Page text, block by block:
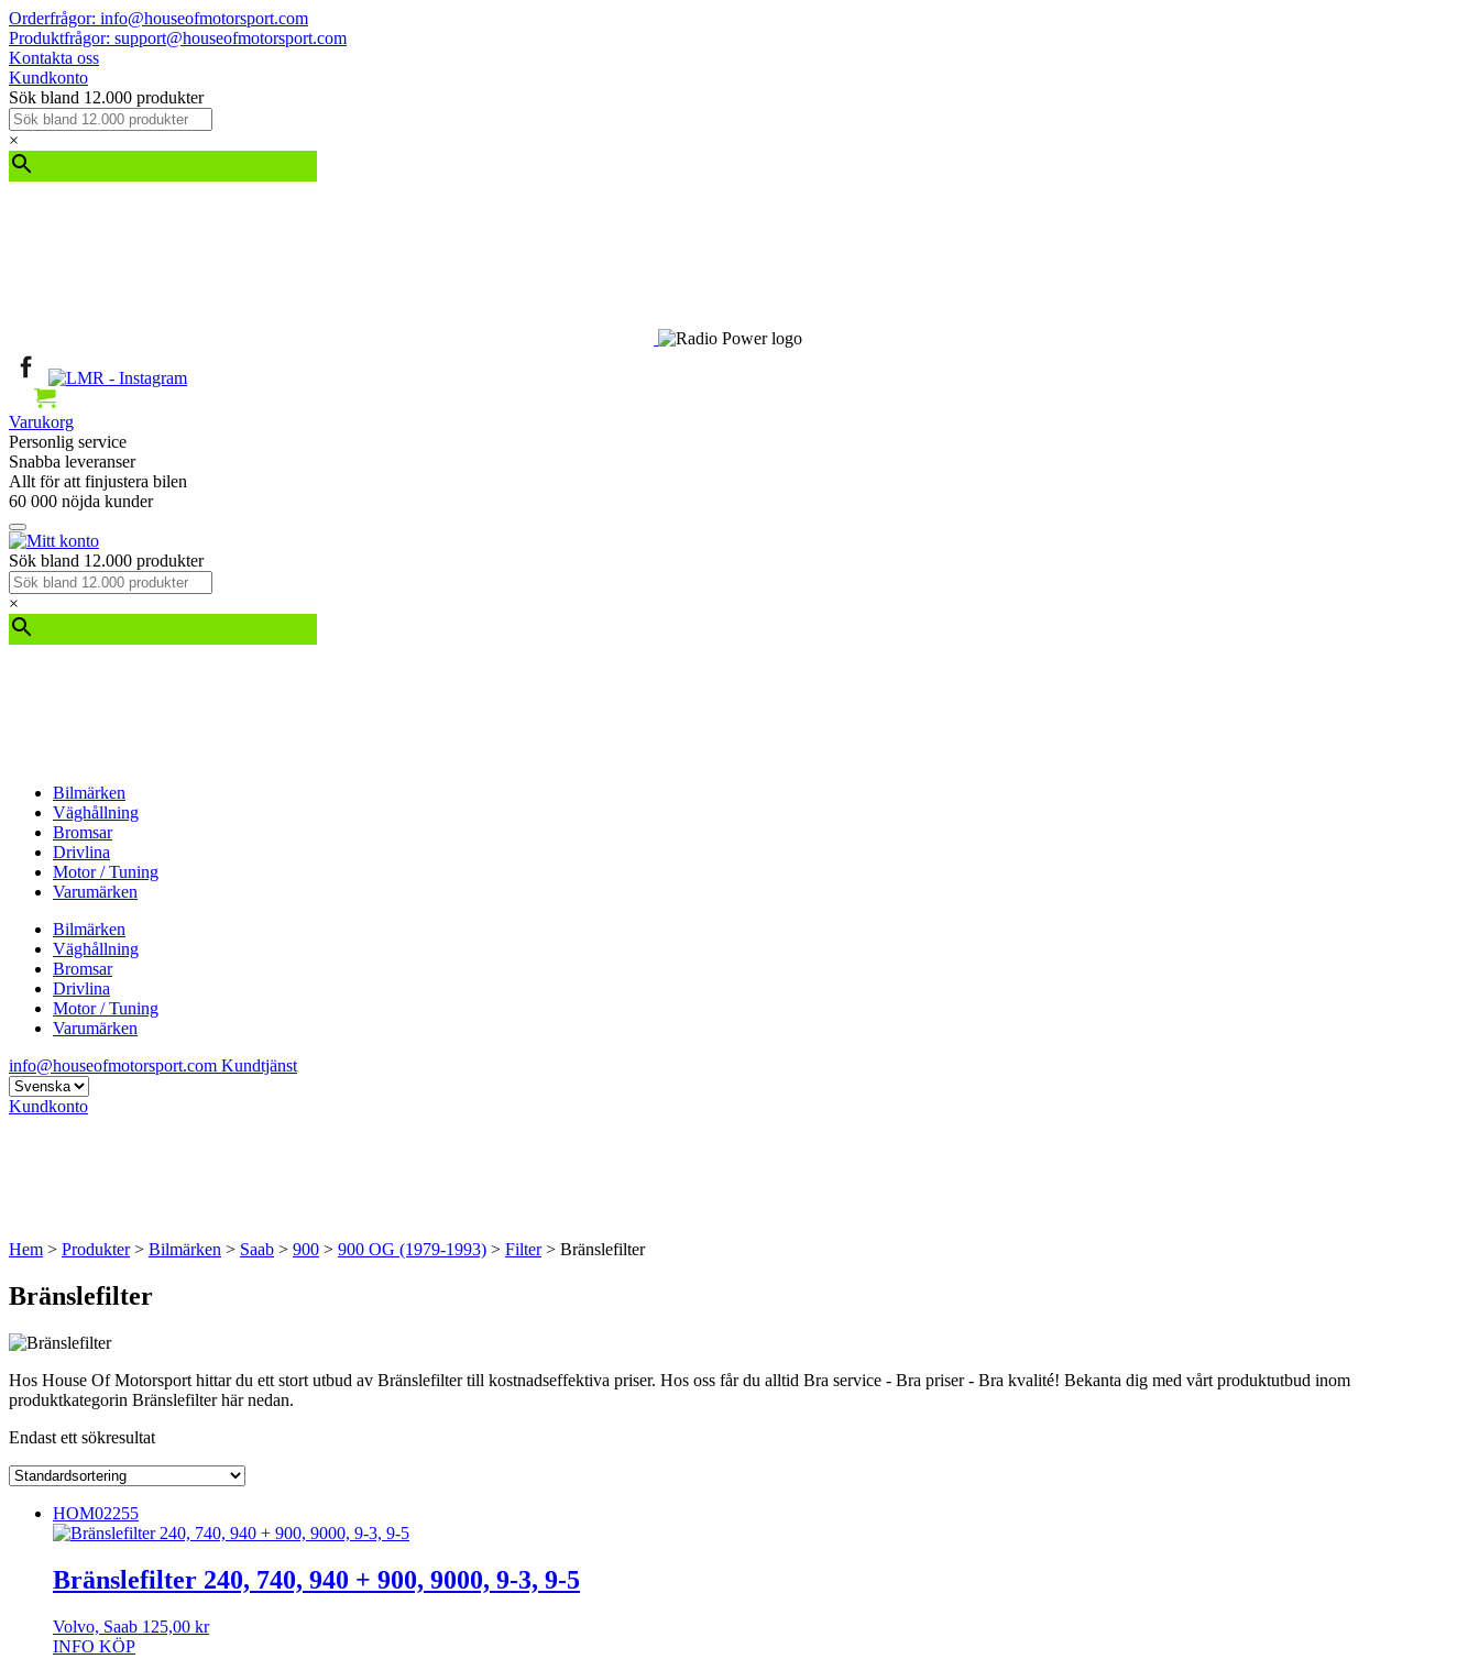
Orderfrågor: info@houseofmotorsport.com
Produktfrågor: support@houseofmotorsport.com
Kontakta oss
Kundkonto
Sök bland 12.000 produkter
×
Varukorg
Personlig service
Snabba leveranser
Allt för att finjustera bilen
60 000 nöjda kunder
Sök bland 12.000 produkter
×
Bilmärken
Väghållning
Bromsar
Drivlina
Motor / Tuning
Varumärken
Bilmärken
Väghållning
Bromsar
Drivlina
Motor / Tuning
Varumärken
info@houseofmotorsport.com Kundtjänst
Kundkonto
Hem > Produkter> Bilmärken > Saab > 900 > 900 OG (1979-1993) > Filter> Bränslefilter
Bränslefilter
Hos House Of Motorsport hittar du ett stort utbud av Bränslefilter till kostnadseffektiva priser. Hos oss får du alltid Bra service - Bra priser - Bra kvalité! Bekanta dig med vårt produktutbud inom
produktkategorin Bränslefilter här nedan.
Endast ett sökresultat
HOM02255
Bränslefilter 240, 740, 940 + 900, 9000, 9-3, 9-5
Volvo, Saab 125,00 kr
INFO KÖP